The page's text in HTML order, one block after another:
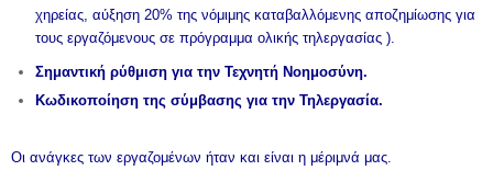
χηρείας, αύξηση 20% της νόμιμης καταβαλλόμενης αποζημίωσης για
τους εργαζόμενους σε πρόγραμμα ολικής τηλεργασίας ).
Σημαντική ρύθμιση για την Τεχνητή Νοημοσύνη.
Κωδικοποίηση της σύμβασης για την Τηλεργασία.
Οι ανάγκες των εργαζομένων ήταν και είναι η μέριμνά μας.